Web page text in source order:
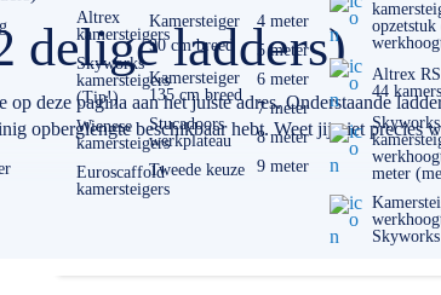
Altrex
kamersteigers
Skyworks
kamersteigers
(Tip!)
Wienese
kamersteigers
Euroscaffold
kamersteigers
Kamersteiger
90 cm breed
Kamersteiger
135 cm breed
Stucadoors
werkplateau
Tweede keuze
4 meter
5 meter
6 meter
7 meter
8 meter
9 meter
Altrex
44
Skyworks
meter
Skyworks
delige ladders)
deze pagina aan het juiste adres. Onderstaande
opberglengte beschikbaar hebt. Weet jij niet precies